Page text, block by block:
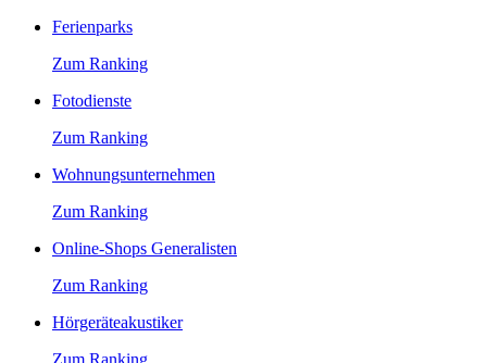
Ferienparks
Zum Ranking
Fotodienste
Zum Ranking
Wohnungsunternehmen
Zum Ranking
Online-Shops Generalisten
Zum Ranking
Hörgeräteakustiker
Zum Ranking